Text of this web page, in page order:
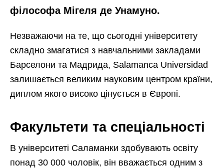
філософа Мігеля де Унамуно.
Незважаючи на те, що сьогодні університету
складно змагатися з навчальними закладами
Барселони та Мадрида, Salamanca Universidad
залишається великим науковим центром країни,
диплом якого високо цінується в Європі.
Факультети та спеціальності
В університеті Саламанки здобувають освіту
понад 30 000 чоловік, він вважається одним з